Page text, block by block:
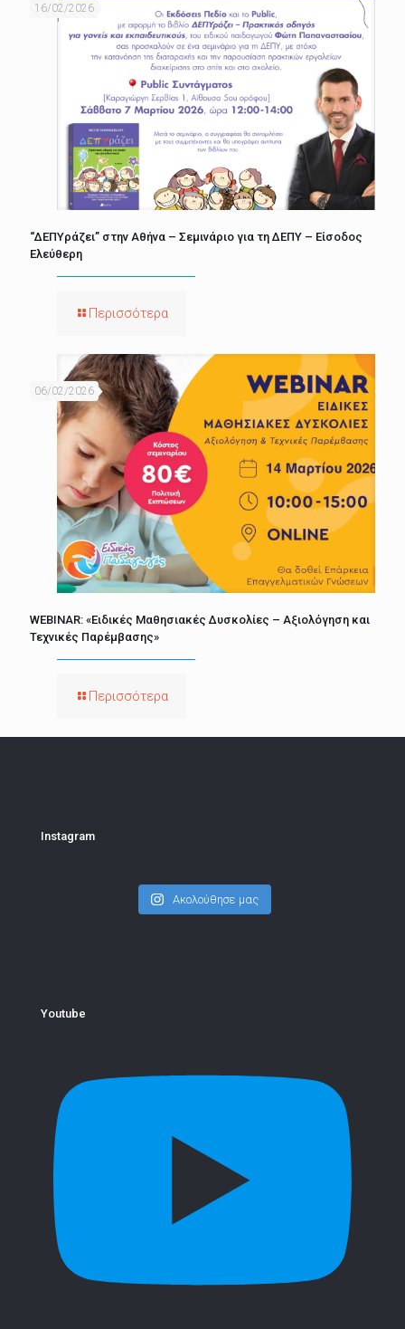
16/02/2026
“ΔΕΠΥράζει” στην Αθήνα – Σεμινάριο για τη ΔΕΠΥ – Είσοδος
Ελεύθερη
Περισσότερα
06/02/2026
WEBINAR: «Ειδικές Μαθησιακές Δυσκολίες – Αξιολόγηση και
Τεχνικές Παρέμβασης»
Περισσότερα
Instagram
Ακολούθησε μας
Youtube